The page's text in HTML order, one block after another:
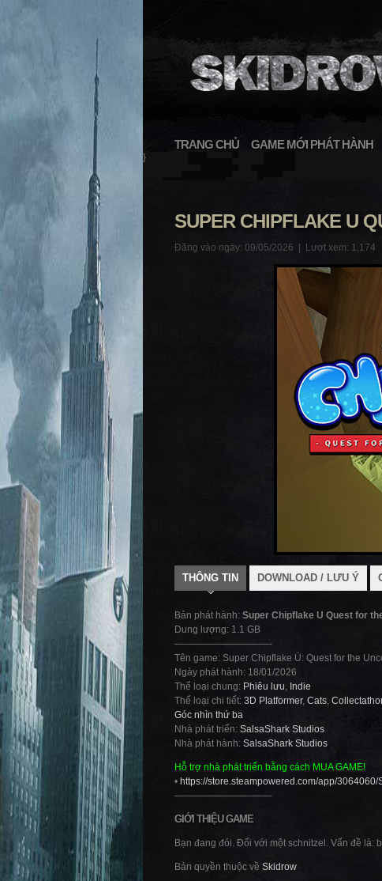
TRANG CHỦ GAME MỚI PHÁT HÀNH
}
SUPER CHIPFLAKE U
Đăng vào ngày: 09/05/2026 | Lượt xem: 1,174
THÔNG TIN DOWNLOAD / LƯU Ý
Bản phát hành: Super Chipflake U Quest for
Dung lượng: 1.1 GB
——————————-
Tên game: Super Chipflake Ü: Quest for the
Ngày phát hành: 18/01/2026
Thể loại chung: Phiêu lưu, Indie
Thể loại chi tiết: 3D Platformer, Cats,
Góc nhìn thứ ba
Nhà phát triển: SalsaShark Studios
Nhà phát hành: SalsaShark Studios
Hỗ trợ nhà phát triển bằng cách MUA GAME!
• https://store.steampowered.com/app/
——————————-
GIỚI THIỆU GAME
Bạn đang đói. Đối với một schnitzel. Vấn đề là:
Bản quyền thuộc về Skidrow